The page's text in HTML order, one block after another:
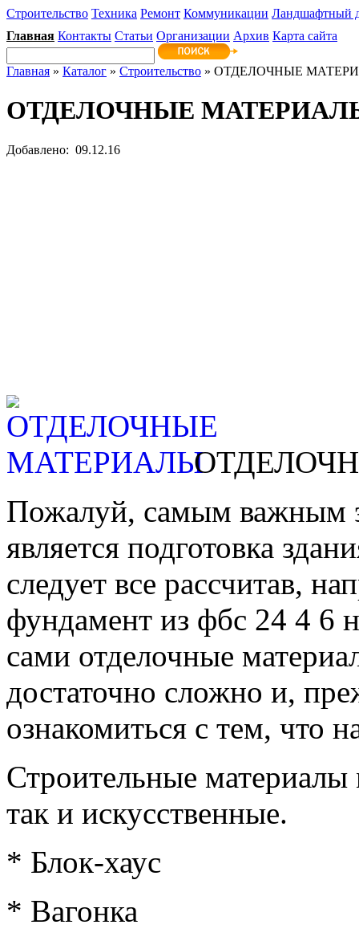
Строительство Техника Ремонт Коммуникации Ландшафтный
Главная Контакты Статьи Организации Архив Карта сайта
Главная » Каталог » Строительство » ОТДЕЛОЧНЫЕ
ОТДЕЛОЧНЫЕ
Добавлено: 09.12.16
Пожалуй, самым важным
является подготовка
следует все рассчитав,
фундамент из фбс 24 4 6
сами отделочные
достаточно сложно и,
ознакомиться с тем, что
Строительные материалы
так и искусственные.
* Блок-хаус
* Вагонка